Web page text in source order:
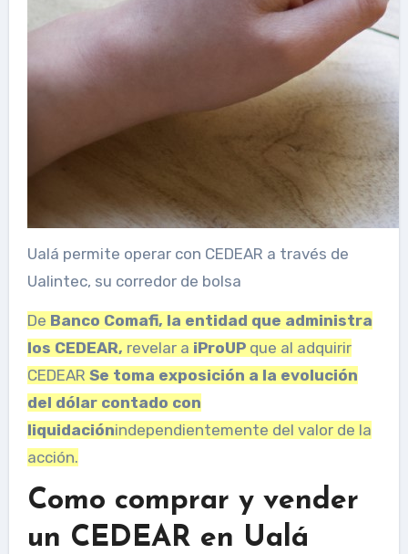
Ualá permite operar con CEDEAR a través de
Ualintec, su corredor de bolsa
De Banco Comafi, la entidad que administra
los CEDEAR, revelar a iProUPque al adquirir
CEDEAR Se toma exposición a la evolución
del dólar contado con
liquidaciónindependientemente del valor de la
acción.
Como comprar y vender
un CEDEAR en Ualá